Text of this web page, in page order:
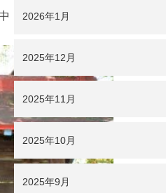
2026年1月
2025年12月
2025年11月
2025年10月
2025年9月